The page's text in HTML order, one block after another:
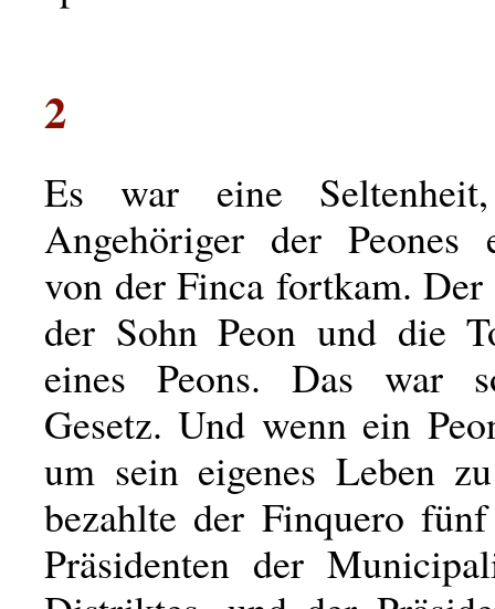
2
Es war eine
Angehöriger der Peones
von der Finca fortkam. Der
der Sohn Peon und die
eines Peons. Das war
Gesetz. Und wenn ein
um sein eigenes Leben
bezahlte der Finquero
Präsidenten der